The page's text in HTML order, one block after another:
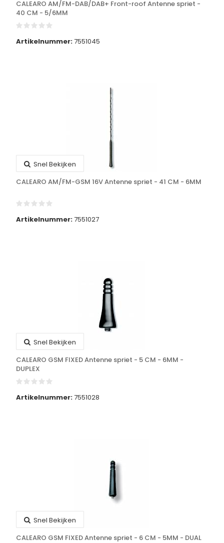
CALEARO AM/FM-DAB/DAB+ Front-roof Antenne spriet -
40 CM - 5/6MM
Artikelnummer:7551045
Snel Bekijken
CALEARO AM/FM-GSM 16V Antenne spriet - 41 CM - 6MM
Artikelnummer:7551027
Snel Bekijken
CALEARO GSM FIXED Antenne spriet - 5 CM - 6MM -
DUPLEX
Artikelnummer:7551028
Snel Bekijken
CALEARO GSM FIXED Antenne spriet - 6 CM - 5MM - DUAL